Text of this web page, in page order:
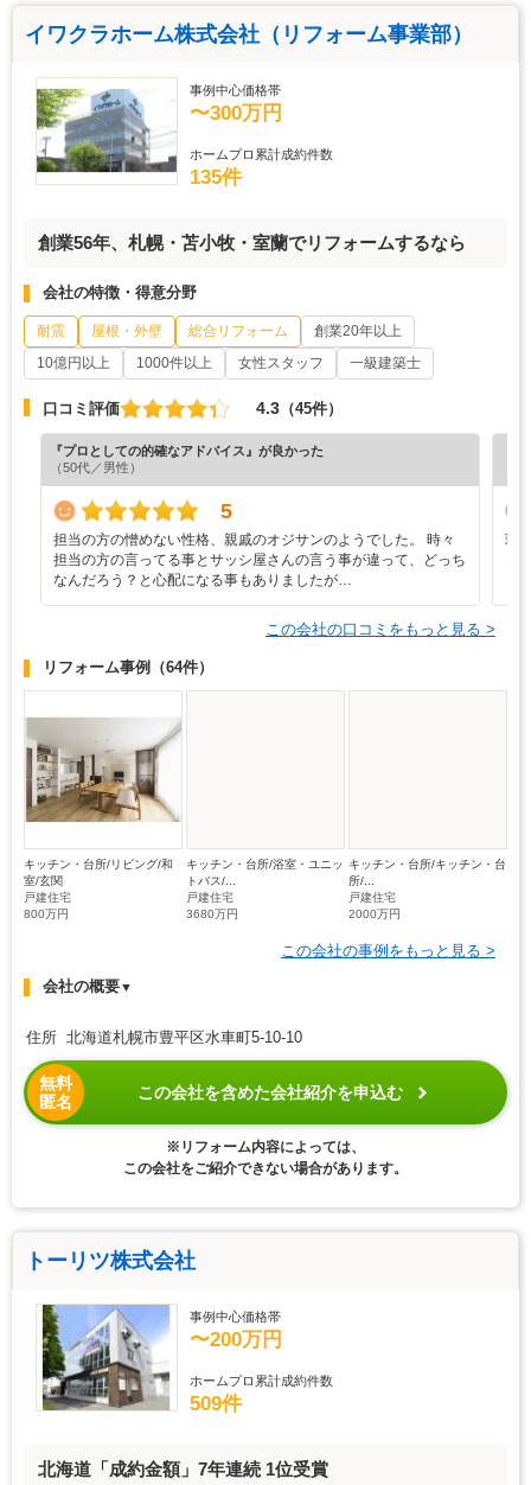
イワクラホーム株式会社（リフォーム事業部）
事例中心価格帯
〜300万円
ホームプロ累計成約件数
135件
創業56年、札幌・苫小牧・室蘭でリフォームするなら
会社の特徴・得意分野
耐震 屋根・外壁 総合リフォーム
創業20年以上
10億円以上
1000件以上 女性スタッフ 一級建築士
口コミ評価 4.3 （45件）
『プロとしての的確なアドバイス』が良かった
（50代／男性）
5
担当の方の憎めない性格、親戚のオジサンのようでした。 時々
担当の方の言ってる事とサッシ屋さんの言う事が違って、どっち
なんだろう？と心配になる事もありましたが…
現
この会社の口コミをもっと見る >
リフォーム事例 （64件）
キッチン・台所/リビング/和
室/玄関
戸建住宅
800万円
キッチン・台所/浴室・ユニッ
トバス/...
戸建住宅
3680万円
キッチン・台所/キッチン・台
所/...
戸建住宅
2000万円
この会社の事例をもっと見る >
会社の概要▼
住所 北海道札幌市豊平区水車町5-10-10
無料
匿名
この会社を含めた会社紹介を申込む
※リフォーム内容によっては、
この会社をご紹介できない場合があります。
トーリツ株式会社
事例中心価格帯
〜200万円
ホームプロ累計成約件数
509件
北海道「成約金額」7年連続 1位受賞